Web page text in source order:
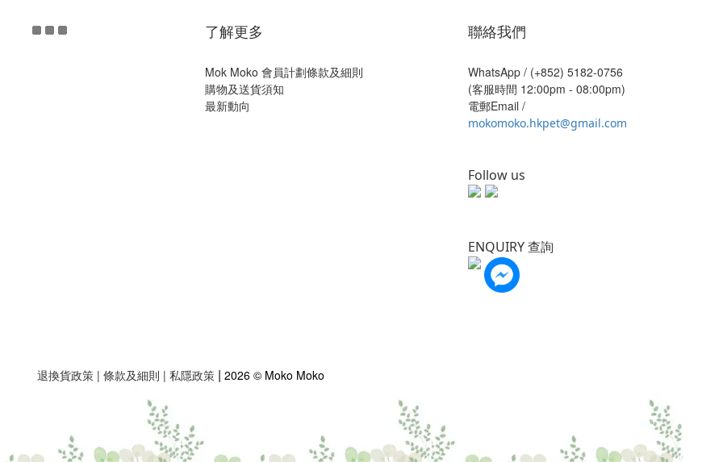
了解更多
Mok Moko 會員計劃條款及細則
購物及送貨須知
最新動向
聯絡我們
WhatsApp / (+852) 5182-0756
(客服時間 12:00pm - 08:00pm)
電郵Email /
mokomoko.hkpet@gmail.com
Follow us
ENQUIRY 查詢
退換貨政策 | 條款及細則 | 私隱政策 | 2026 © Moko Moko